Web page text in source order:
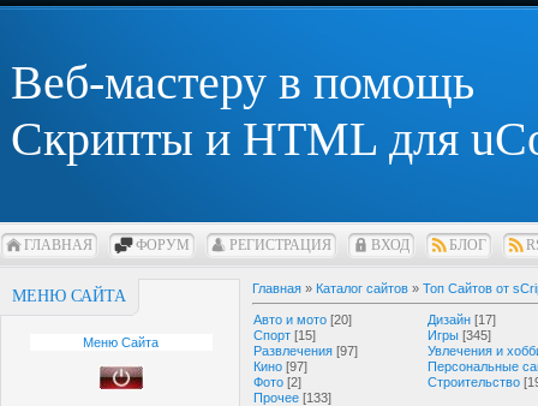
Веб-мастеру в помощь
Скрипты и HTML для
ГЛАВНАЯ ФОРУМ РЕГИСТРАЦИЯ ВХОД БЛОГ
МЕНЮ САЙТА
Меню Сайта
Главная » Каталог сайтов » Топ Сайтов от
Авто и мото [20] Дизайн [17]
Спорт [15] Игры [345]
Развлечения [97]
Увлечения и
Кино [97]
Персональные
Фото [2] Строительство
Прочее [133]